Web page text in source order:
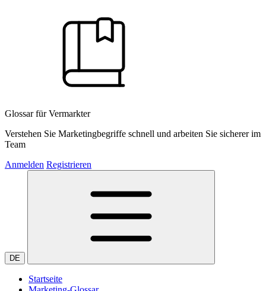
Glossar für Vermarkter
Verstehen Sie Marketingbegriffe schnell und arbeiten Sie sicherer im
Team
Anmelden Registrieren
DE
Startseite